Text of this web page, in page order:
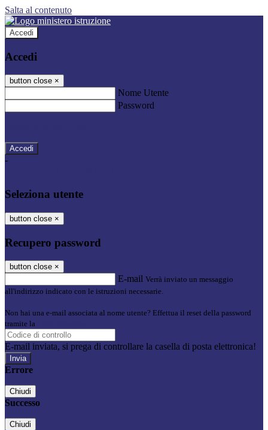
Salta al contenuto
Accedi
Accedi
button close ×
Nome Utente
Password
-
Seleziona utente
button close ×
Recupero password
button close ×
E-mail Verrà inviato un messaggio
all'indirizzo indicato con le istruzioni necessarie.
Non hai una e-mail associata al nome utente? Effettua il reset della password
tramite la
E-mail inviata, si prega di controllare la casella di posta elettronica!
Errore
Chiudi
Successo
Chiudi